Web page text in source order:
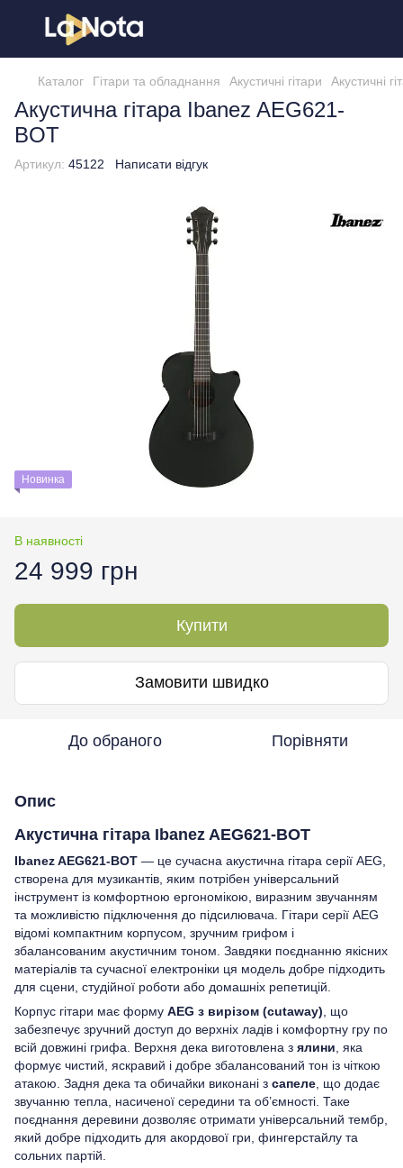
Каталог Гітари та обладнання Акустичні гітари Акустичні
Акустична гітара Ibanez AEG621-
BOT
Артикул: 45122 Написати відгук
Новинка
В наявності
24 999 грн
Купити
Замовити швидко
До обраного Порівняти
Опис
Акустична гітара Ibanez AEG621-BOT
Ibanez AEG621-BOT — це сучасна акустична гітара серії AEG,
створена для музикантів, яким потрібен універсальний
інструмент із комфортною ергономікою, виразним звучанням
та можливістю підключення до підсилювача. Гітари серії AEG
відомі компактним корпусом, зручним грифом і
збалансованим акустичним тоном. Завдяки поєднанню якісних
матеріалів та сучасної електроніки ця модель добре підходить
для сцени, студійної роботи або домашніх репетицій.
Корпус гітари має форму AEG з вирізом (cutaway) , що
забезпечує зручний доступ до верхніх ладів і комфортну гру по
всій довжині грифа. Верхня дека виготовлена з ялини , яка
формує чистий, яскравий і добре збалансований тон із чіткою
атакою. Задня дека та обичайки виконані з сапеле , що додає
звучанню тепла, насиченої середини та об’ємності. Таке
поєднання деревини дозволяє отримати універсальний тембр,
який добре підходить для акордової гри, фингерстайлу та
сольних партій.